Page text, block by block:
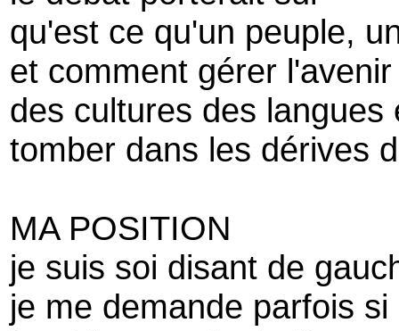
qu'est ce qu'un peuple,
et comment gérer l'avenir
des cultures des
tomber dans les dérives
MA POSITION
je suis soi disant de
je me demande parfois